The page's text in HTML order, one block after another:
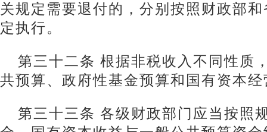
关规定需要退付的，分别按照财政部
定执行。
第三十二条 根据非税收入不同性质
共预算、政府性基金预算和国有资本
第三十三条 各级财政部门应当按照